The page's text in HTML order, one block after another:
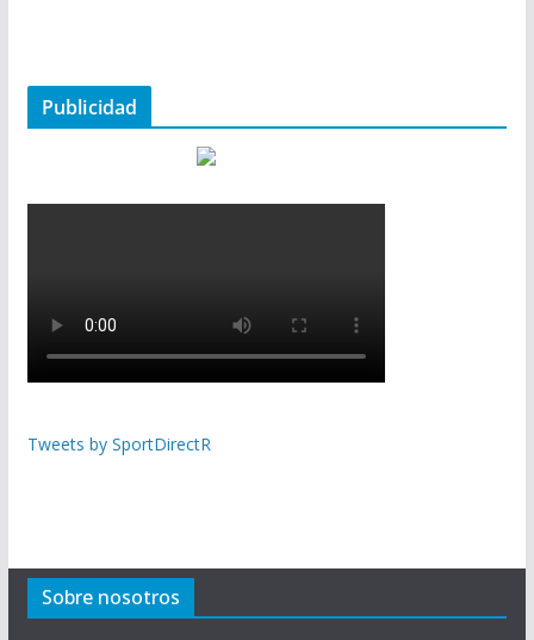
Publicidad
Tweets by SportDirectR
Sobre nosotros